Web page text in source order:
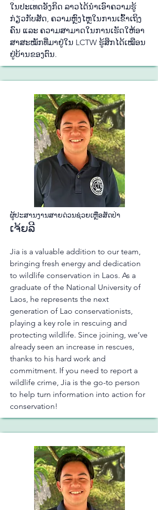
ໃນ​ປະ​ເທດ​ອັງ​ກິດ ລາວໄດ້ນຳ​ເອົາ​ຄວາມ​ຮູ້​
ກ່ຽວ​ກັບ​ສັດ, ຄວາມ​ຫຼົງ​ໄຫຼໃນ​ການ​ເຂົ້າ​ເຖິງ​
ຄົນ ແລະ ຄວາມ​ສາ​ມາດ​ໃນ​ການ​ເຮັດ​ໃຫ້​ອາ​
ສາ​ສະ​ໝັກ​ທີ່​ມາ​ຢູ່​ໃນ LCTW ຮູ້​ສຶກ​ໄດ້​ເໝືອນ​
ຢູ່​ບ້ານ​ຂອງ​ຕົນ.
ຜູ້​ປະ​ສານ​ງານ​ສາຍ​ດ່ວນ​ຊ່ວຍ​ເຫຼືອ​ສັດ​ປ່າ​
ເຈ້ຍ​ລີ
Jia is a valuable addition to our team,
bringing fresh energy and dedication
to wildlife conservation in Laos. As a
graduate of the National University of
Laos, he represents the next
generation of Lao conservationists,
playing a key role in rescuing and
protecting wildlife. Since joining, we’ve
already seen an increase in rescues,
thanks to his hard work and
commitment. If you need to report a
wildlife crime, Jia is the go-to person
to help turn information into action for
conservation!